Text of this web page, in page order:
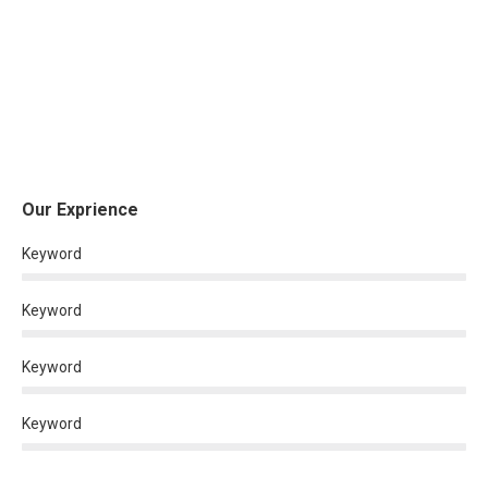
Our Exprience
Keyword
Keyword
Keyword
Keyword